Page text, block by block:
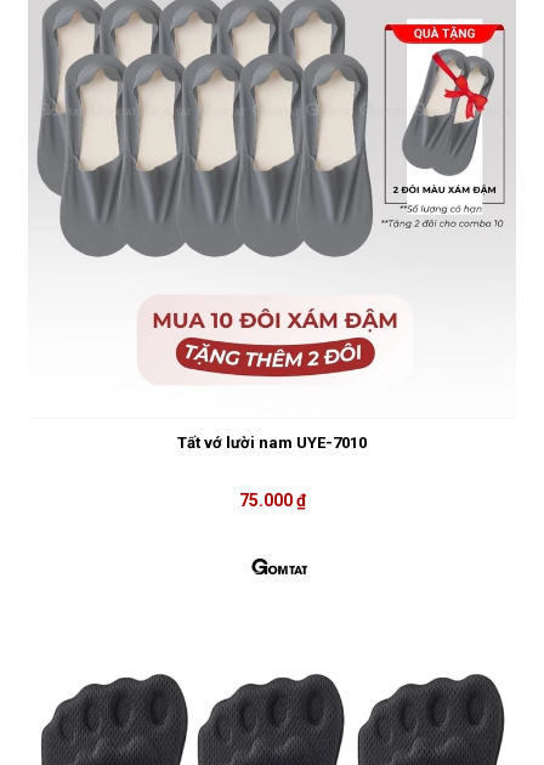
Tất vớ lười nam UYE-7010
75.000 ₫